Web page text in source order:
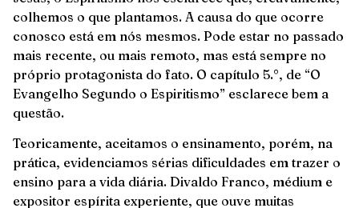
colhemos o que plantamos. A causa do que ocorre
conosco está em nós mesmos. Pode estar no passado
mais recente, ou mais remoto, mas está sempre no
próprio protagonista do fato. O capítulo 5.°, de “O
Evangelho Segundo o Espiritismo” esclarece bem a
questão.
Teoricamente, aceitamos o ensinamento, porém, na
prática, evidenciamos sérias dificuldades em trazer o
ensino para a vida diária. Divaldo Franco, médium e
expositor espírita experiente, que ouve muitas